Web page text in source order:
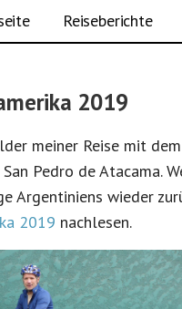
Reiseberichte
2019
mein­er Reise mit
Pe­dro de At­a­ca­ma.
Ar­gen­tiniens wieder
2019 nachlesen.